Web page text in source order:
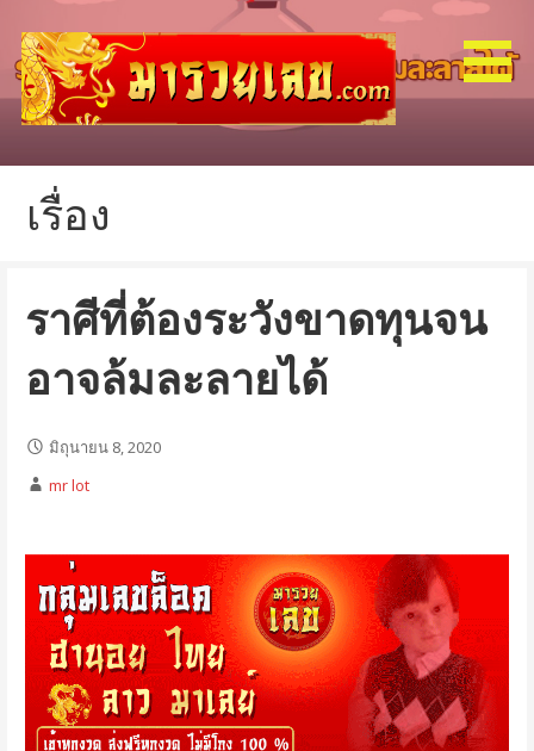
ยัง
เนื้อหา
มารวยเลข
เรื่อง
ราศีที่ต้องระวังขาดทุนจน
อาจล้มละลายได้
มิถุนายน 8, 2020
mr lot